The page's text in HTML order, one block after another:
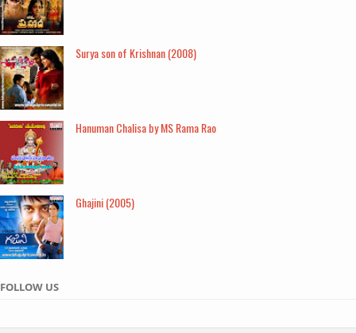
Surya son of Krishnan (2008)
Hanuman Chalisa by MS Rama Rao
Ghajini (2005)
FOLLOW US